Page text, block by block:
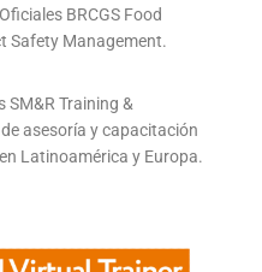
BRCGS Food
Safety Management.
SM&R Training &
asesoría y capacitación
Latinoamérica y Europa.